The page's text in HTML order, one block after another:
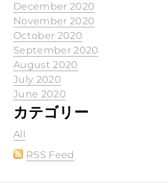
December 2020
November 2020
October 2020
September 2020
August 2020
July 2020
June 2020
カテゴリー
All
RSS Feed